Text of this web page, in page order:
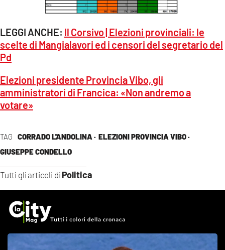
TAG CORRADO L'ANDOLINA · ELEZIONI PROVINCIA VIBO ·
GIUSEPPE CONDELLO
Tutti gli articoli di Politica
LEGGI ANCHE: Il Corsivo | Elezioni provinciali: le
scelte di Mangialavori ed i censori del segretario del
Pd
Elezioni presidente Provincia Vibo, gli
amministratori di Francica: «Non andremo a
votare»